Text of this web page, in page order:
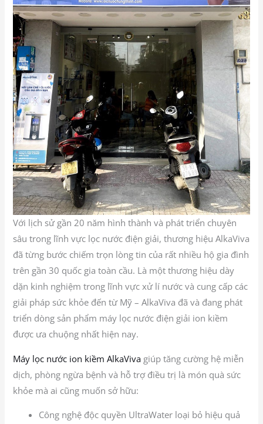
Với lịch sử gần 20 năm hình thành và phát triển chuyên
sâu trong lĩnh vực lọc nước điện giải, thương hiệu AlkaViva
đã từng bước chiếm trọn lòng tin của rất nhiều hộ gia đình
trên gần 30 quốc gia toàn cầu. Là một thương hiệu dày
dặn kinh nghiệm trong lĩnh vực xử lí nước và cung cấp các
giải pháp sức khỏe đến từ Mỹ – AlkaViva đã và đang phát
triển dòng sản phẩm máy lọc nước điện giải ion kiềm
được ưa chuộng nhất hiện nay.
Máy lọc nước ion kiềm AlkaViva giúp tăng cường hệ miễn
dịch, phòng ngừa bệnh và hỗ trợ điều trị là món quà sức
khỏe mà ai cũng muốn sở hữu:
Công nghệ độc quyền UltraWater loại bỏ hiệu quả